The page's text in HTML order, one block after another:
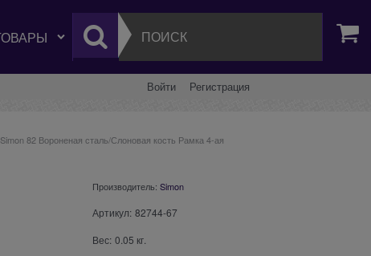
Войти Регистрация
Simon 82 Вороненая сталь/Слоновая кость Рамка 4-ая
Производитель: Simon
Артикул: 82744-67
Вес: 0.05 кг.